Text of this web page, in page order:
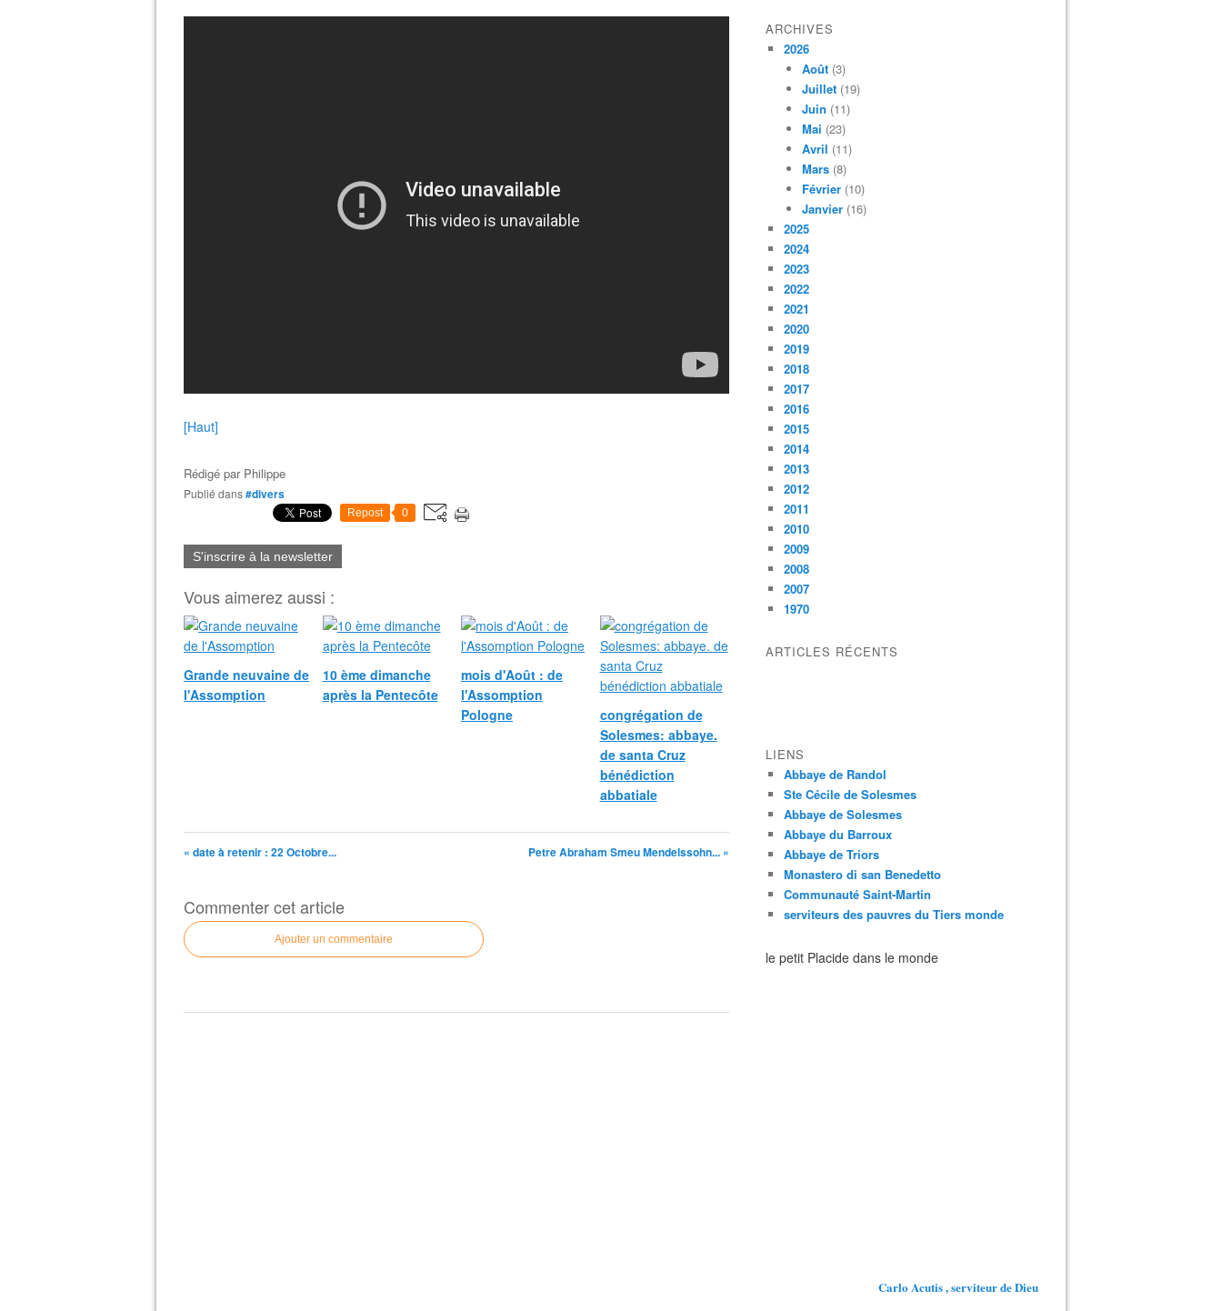
[Haut]
Rédigé par Philippe
Publié dans#divers
Repost 0
S'inscrire à la newsletter
Vous aimerez aussi :
Grande neuvaine de
l'Assomption
10 ème dimanche
après la Pentecôte
mois d'Août : de
l'Assomption
Pologne
congrégation de
Solesmes: abbaye.
de santa Cruz
bénédiction
abbatiale
« date à retenir : 22 Octobre... Petre Abraham Smeu Mendelssohn... »
Commenter cet article
Ajouter un commentaire
ARCHIVES
2026
Août (3)
Juillet (19)
Juin (11)
Mai (23)
Avril (11)
Mars (8)
Février (10)
Janvier (16)
2025
2024
2023
2022
2021
2020
2019
2018
2017
2016
2015
2014
2013
2012
2011
2010
2009
2008
2007
1970
ARTICLES RÉCENTS
LIENS
Abbaye de Randol
Ste Cécile de Solesmes
Abbaye de Solesmes
Abbaye du Barroux
Abbaye de Triors
Monastero di san Benedetto
Communauté Saint-Martin
serviteurs des pauvres du Tiers monde
le petit Placide dans le monde
Carlo Acutis , serviteur de Dieu